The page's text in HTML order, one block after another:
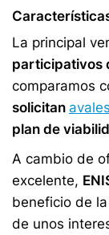
La principal
participativos
comparamos
solicitan avales
plan de
A cambio de
excelente,
beneficio de
de unos